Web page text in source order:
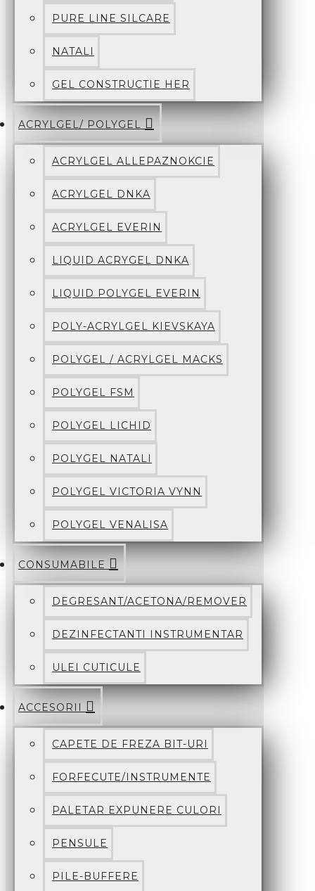
PURE LINE SILCARE
NATALI
GEL CONSTRUCTIE HER
ACRYLGEL/ POLYGEL
ACRYLGEL ALLEPAZNOKCIE
ACRYLGEL DNKA
ACRYLGEL EVERIN
LIQUID ACRYGEL DNKA
LIQUID POLYGEL EVERIN
POLY-ACRYLGEL KIEVSKAYA
POLYGEL / ACRYLGEL MACKS
POLYGEL FSM
POLYGEL LICHID
POLYGEL NATALI
POLYGEL VICTORIA VYNN
POLYGEL VENALISA
CONSUMABILE
DEGRESANT/ACETONA/REMOVER
DEZINFECTANTI INSTRUMENTAR
ULEI CUTICULE
ACCESORII
CAPETE DE FREZA BIT-URI
FORFECUTE/INSTRUMENTE
PALETAR EXPUNERE CULORI
PENSULE
PILE-BUFFERE